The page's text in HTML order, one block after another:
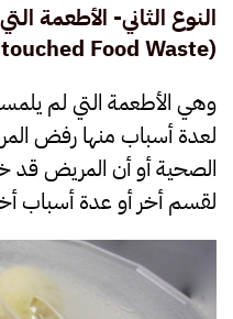
النوع الثاني- الأطعمة
(
Food Waste
وهي الأطعمة التي لم
لعدة أسباب منها رفض
الصحية أو أن المريض
لقسم أخر أو عدة أسباب